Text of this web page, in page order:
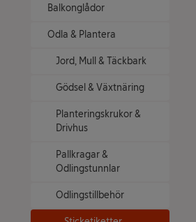
Balkonglådor
Odla & Plantera
Jord, Mull & Täckbark
Gödsel & Växtnäring
Planteringskrukor &
Drivhus
Pallkragar &
Odlingstunnlar
Odlingstillbehör